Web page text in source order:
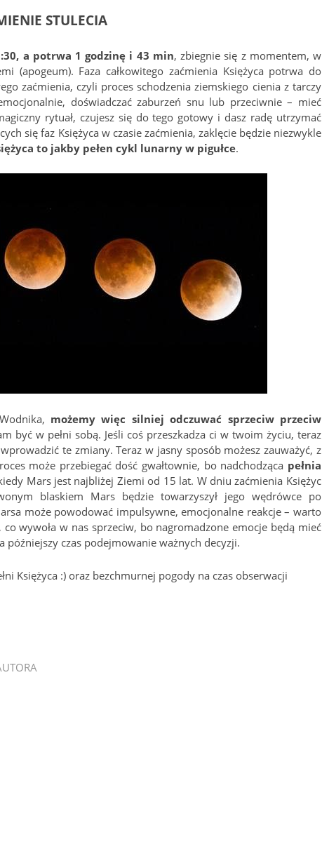
STULECIA
a potrwa 1 godzinę i 43 min, zbiegnie się z momentem, w
(apogeum). Faza całkowitego zaćmienia Księżyca potrwa do
zaćmienia, czyli proces schodzenia ziemskiego cienia z tarczy
doświadczać zaburzeń snu lub przeciwnie – mieć
rytuał, czujesz się do tego gotowy i dasz radę utrzymać
się faz Księżyca w czasie zaćmienia, zaklęcie będzie niezwykle
to jakby pełen cykl lunarny w pigułce.
możemy więc silniej odczuwać sprzeciw przeciw
być w pełni sobą. Jeśli coś przeszkadza ci w twoim życiu, teraz
te zmiany. Teraz w jasny sposób możesz zauważyć, z
może przebiegać dość gwałtownie, bo nadchodząca pełnia
Mars jest najbliżej Ziemi od 15 lat. W dniu zaćmienia Księżyc
blaskiem Mars będzie towarzyszył jego wędrówce po
może powodować impulsywne, emocjonalne reakcje – warto
wywoła w nas sprzeciw, bo nagromadzone emocje będą mieć
późniejszy czas podejmowanie ważnych decyzji.
Księżyca :) oraz bezchmurnej pogody na czas obserwacji